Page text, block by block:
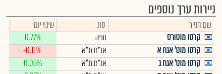
ניירות ערך נוספים
שם הנייר סוג
שינוי יומי
קרסו מוטורס
מניה
0.77%
קרסו מוט' אגח א
אג"ח ת"א
-0.11%
קרסו מוט' אגח ג
אג"ח ת"א
0.05%